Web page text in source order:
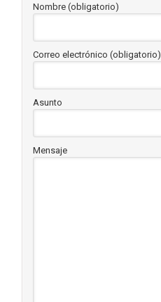
Nombre (obligatorio)
Correo electrónico (obligatorio)
Asunto
Mensaje